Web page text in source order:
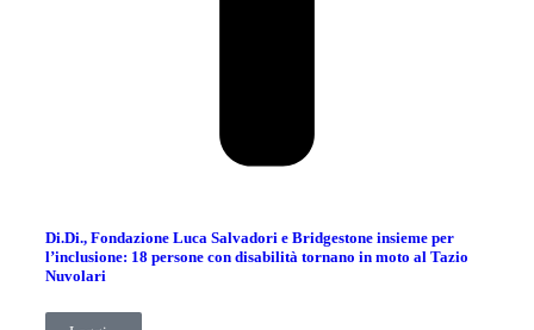
Di.Di., Fondazione Luca Salvadori e Bridgestone insieme per
l’inclusione: 18 persone con disabilità tornano in moto al Tazio
Nuvolari